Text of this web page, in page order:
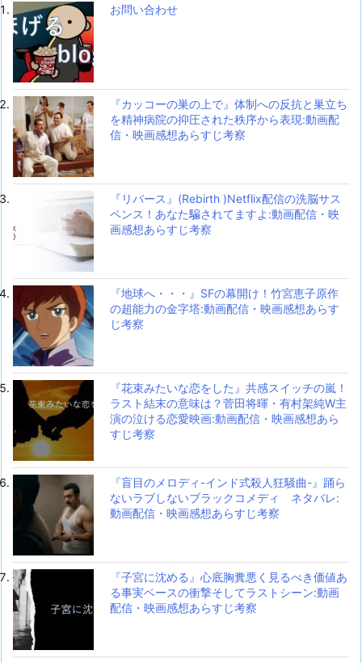
お問い合わせ
『カッコーの巣の上で』体制への反抗と巣立ち
を精神病院の抑圧された秩序から表現:動画配
信・映画感想あらすじ考察
『リバース』(Rebirth )Netflix配信の洗脳サス
ペンス！あなた騙されてますよ:動画配信・映
画感想あらすじ考察
『地球へ・・・』SFの幕開け！竹宮恵子原作
の超能力の金字塔:動画配信・映画感想あらす
じ考察
『花束みたいな恋をした』共感スイッチの嵐！
ラスト結末の意味は？菅田将暉・有村架純W主
演の泣ける恋愛映画:動画配信・映画感想あら
すじ考察
『盲目のメロディ-インド式殺人狂騒曲-』踊ら
ないラブしないブラックコメディ ネタバレ:
動画配信・映画感想あらすじ考察
『子宮に沈める』心底胸糞悪く見るべき価値あ
る事実ベースの衝撃そしてラストシーン:動画
配信・映画感想あらすじ考察